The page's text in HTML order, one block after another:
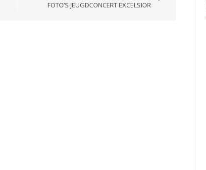
FOTO’S JEUGDCONCERT EXCELSIOR